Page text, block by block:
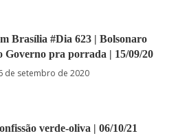
Brasília #Dia 623 | Bolsonaro
Governo pra porrada | 15/09/20
de setembro de 2020
verde-oliva | 06/10/21